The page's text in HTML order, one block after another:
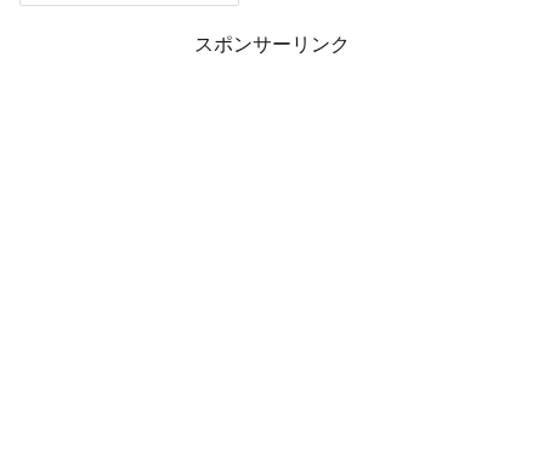
スポンサーリンク